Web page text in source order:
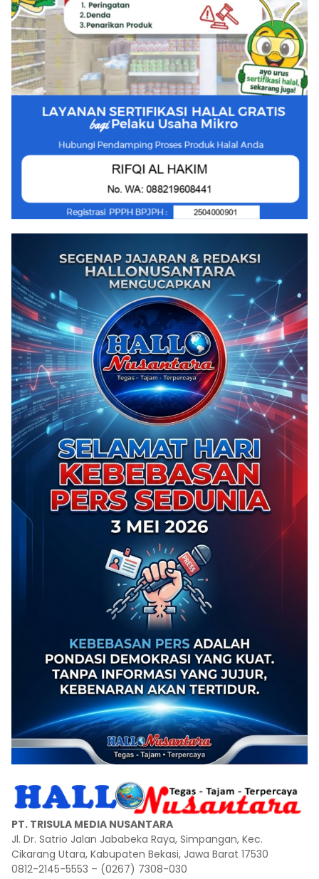
PT. TRISULA MEDIA NUSANTARA
Jl. Dr. Satrio Jalan Jababeka Raya, Simpangan, Kec.
Cikarang Utara, Kabupaten Bekasi, Jawa Barat 17530
0812-2145-5553 – (0267) 7308-030